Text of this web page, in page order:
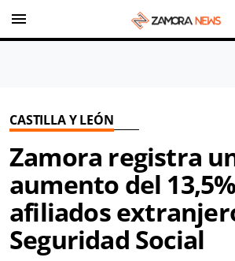
menu
CASTILLA Y LEÓN
Zamora registra
aumento del
afiliados
Seguridad Social